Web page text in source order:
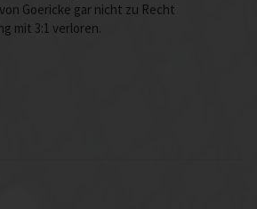
Goericke gar nicht zu Recht
mit 3:1 verloren.